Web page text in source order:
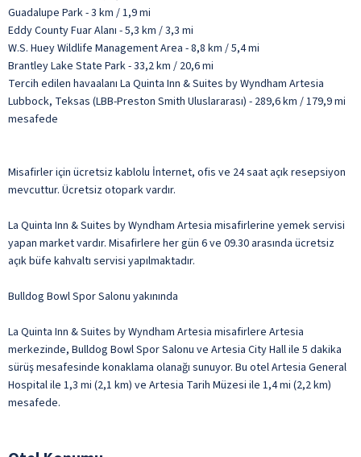
Guadalupe Park - 3 km / 1,9 mi
Eddy County Fuar Alanı - 5,3 km / 3,3 mi
W.S. Huey Wildlife Management Area - 8,8 km / 5,4 mi
Brantley Lake State Park - 33,2 km / 20,6 mi
Tercih edilen havaalanı La Quinta Inn & Suites by Wyndham Artesia
Lubbock, Teksas (LBB-Preston Smith Uluslararası) - 289,6 km / 179,9 mi
mesafede
Misafirler için ücretsiz kablolu İnternet, ofis ve 24 saat açık resepsiyon
mevcuttur. Ücretsiz otopark vardır.
La Quinta Inn & Suites by Wyndham Artesia misafirlerine yemek servisi
yapan market vardır. Misafirlere her gün 6 ve 09.30 arasında ücretsiz
açık büfe kahvaltı servisi yapılmaktadır.
Bulldog Bowl Spor Salonu yakınında
La Quinta Inn & Suites by Wyndham Artesia misafirlere Artesia
merkezinde, Bulldog Bowl Spor Salonu ve Artesia City Hall ile 5 dakika
sürüş mesafesinde konaklama olanağı sunuyor. Bu otel Artesia General
Hospital ile 1,3 mi (2,1 km) ve Artesia Tarih Müzesi ile 1,4 mi (2,2 km)
mesafede.